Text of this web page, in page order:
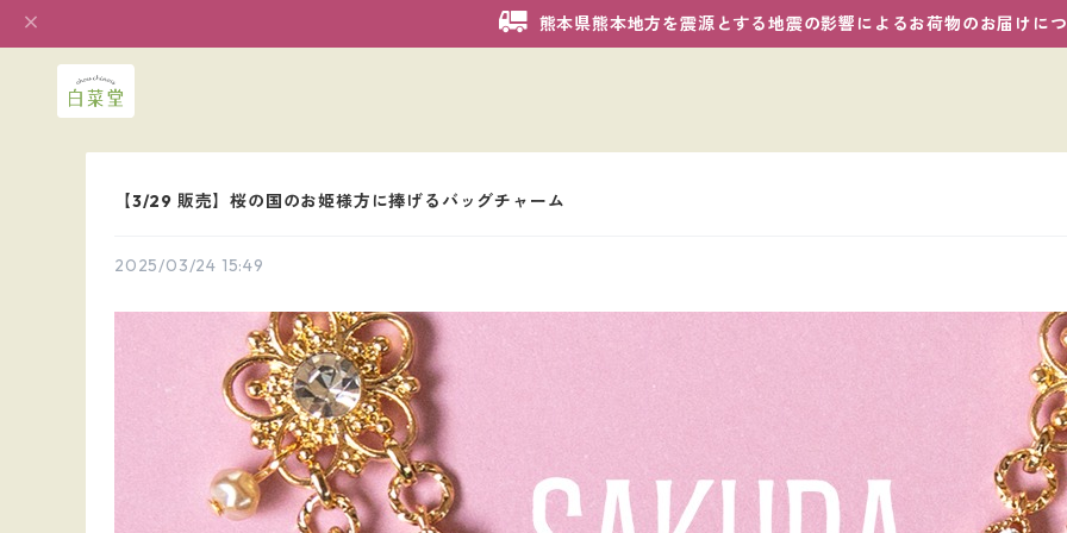
熊本県熊本地方を震源とする地震の影響によるお荷物のお届けに
【3/29 販売】桜の国のお姫様方に捧げるバッグチャーム
2025/03/24 15:49